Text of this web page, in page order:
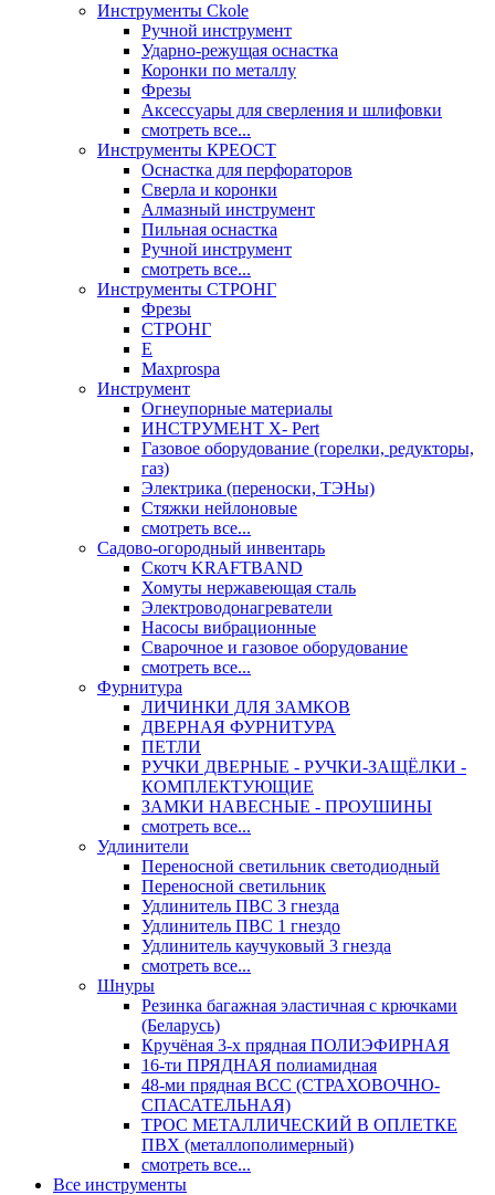
Инструменты Ckole
Ручной инструмент
Ударно‑режущая оснастка
Коронки по металлу
Фрезы
Аксессуары для сверления и шлифовки
смотреть все...
Инструменты КРЕОСТ
Оснастка для перфораторов
Сверла и коронки
Алмазный инструмент
Пильная оснастка
Ручной инструмент
смотреть все...
Инструменты СТРОНГ
Фрезы
СТРОНГ
Е
Maxprospa
Инструмент
Огнеупорные материалы
ИНСТРУМЕНТ X- Pert
Газовое оборудование (горелки, редукторы,
газ)
Электрика (переноски, ТЭНы)
Стяжки нейлоновые
смотреть все...
Садово-огородный инвентарь
Скотч KRAFTBAND
Хомуты нержавеющая сталь
Электроводонагреватели
Насосы вибрационные
Сварочное и газовое оборудование
смотреть все...
Фурнитура
ЛИЧИНКИ ДЛЯ ЗАМКОВ
ДВЕРНАЯ ФУРНИТУРА
ПЕТЛИ
РУЧКИ ДВЕРНЫЕ - РУЧКИ-ЗАЩЁЛКИ -
КОМПЛЕКТУЮЩИЕ
ЗАМКИ НАВЕСНЫЕ - ПРОУШИНЫ
смотреть все...
Удлинители
Переносной светильник светодиодный
Переносной светильник
Удлинитель ПВС 3 гнезда
Удлинитель ПВС 1 гнездо
Удлинитель каучуковый 3 гнезда
смотреть все...
Шнуры
Резинка багажная эластичная с крючками
(Беларусь)
Кручёная 3-х прядная ПОЛИЭФИРНАЯ
16-ти ПРЯДНАЯ полиамидная
48-ми прядная ВСС (СТРАХОВОЧНО-
СПАСАТЕЛЬНАЯ)
ТРОС МЕТАЛЛИЧЕСКИЙ В ОПЛЕТКЕ
ПВХ (металлополимерный)
смотреть все...
Все инструменты